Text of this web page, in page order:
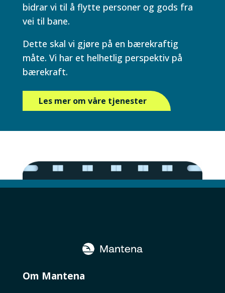
bidrar vi til å flytte personer og gods fra
vei til bane.
Dette skal vi gjøre på en bærekraftig
måte. Vi har et helhetlig perspektiv på
bærekraft.
Les mer om våre tjenester
Om Mantena